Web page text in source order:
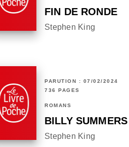
FIN DE RONDE
Stephen King
PARUTION : 07/02/2024
736 PAGES
ROMANS
BILLY SUMMERS
Stephen King